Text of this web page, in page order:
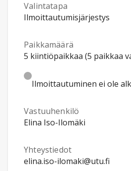
Valintatapa
Ilmoittautumisjärjestys
Paikkamäärä
5 kiintiöpaikkaa (5 paikkaa
Ilmoittautuminen ei ole
Vastuuhenkilö
Elina Iso-Ilomäki
Yhteystiedot
elina.iso-ilomaki@utu.fi